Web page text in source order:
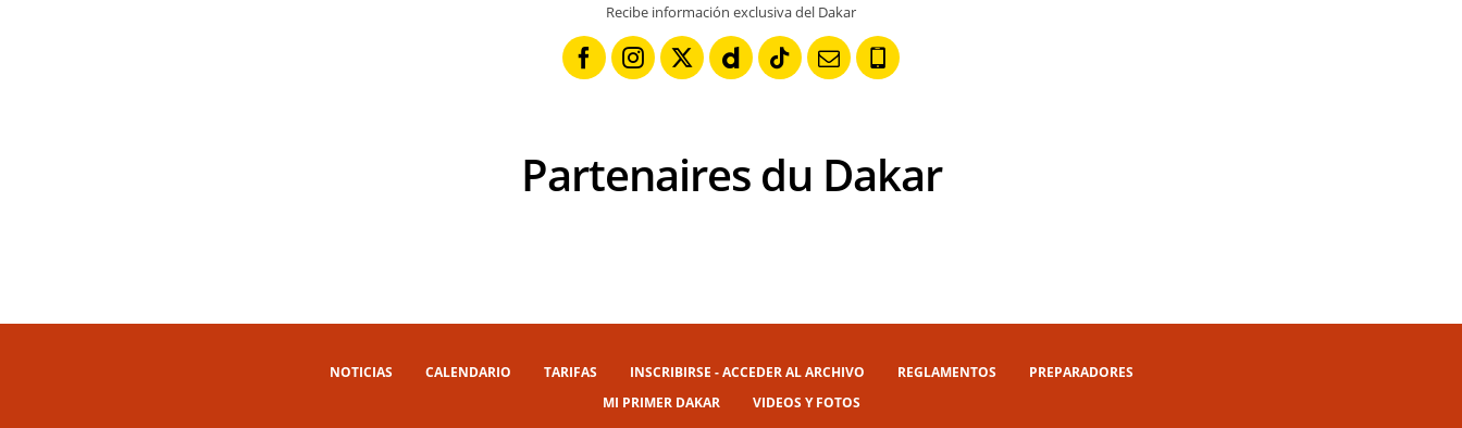
Recibe información exclusiva del Dakar
Partenaires du Dakar
NOTICIAS CALENDARIO TARIFAS INSCRIBIRSE - ACCEDER AL ARCHIVO REGLAMENTOS
PREPARADORES
MI PRIMER DAKAR
VIDEOS Y FOTOS